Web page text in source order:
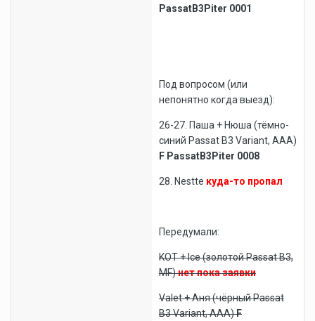
PassatB3Piter 0001
Под вопросом (или
непонятно когда выезд):
26-27. Паша + Нюша (тёмно-
синий Passat B3 Variant, AAA)
F PassatB3Piter 0008
28. Nestte куда-то пропал
Передумали:
KOT + Ice (золотой Passat B3,
MF)нет пока заявки
Valet + Аня (чёрный Passat
B3 Variant, AAA)F